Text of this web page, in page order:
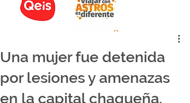
Una mujer fue detenida
por lesiones y amenazas
en la capital chaqueña.